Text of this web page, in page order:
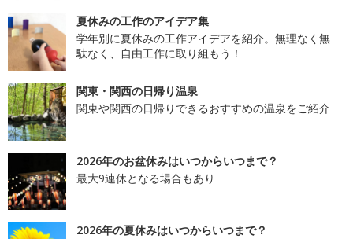
夏休みの工作のアイデア集
学年別に夏休みの工作アイデアを紹介。無理なく無
駄なく、自由工作に取り組もう！
関東・関西の日帰り温泉
関東や関西の日帰りできるおすすめの温泉をご紹介
2026年のお盆休みはいつからいつまで？
最大9連休となる場合もあり
2026年の夏休みはいつからいつまで？